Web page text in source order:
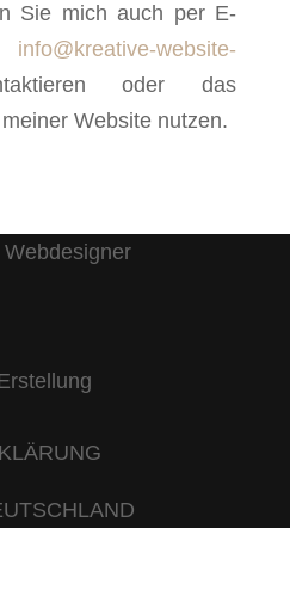
Sie mich auch per E-
info@kreative-website-
oder das
Website nutzen.